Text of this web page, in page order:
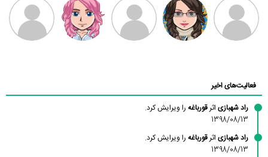
سامان راحمی امیردلتا امیروو ملیکا منتظری عارفه داستانپور
فعالیت‌های اخیر
راد شهبازی اثرقورباغه را ویرایش کرد.
1398/08/13
راد شهبازی اثرقورباغه را ویرایش کرد.
1398/08/13